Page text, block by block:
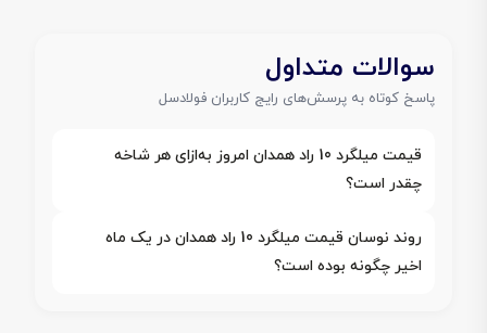
سوالات متداول
پاسخ کوتاه به پرسش‌های رایج کاربران فولادسل
قیمت میلگرد 10 راد همدان امروز به‌ازای هر شاخه
چقدر است؟
روند نوسان قیمت میلگرد 10 راد همدان در یک ماه
اخیر چگونه بوده است؟